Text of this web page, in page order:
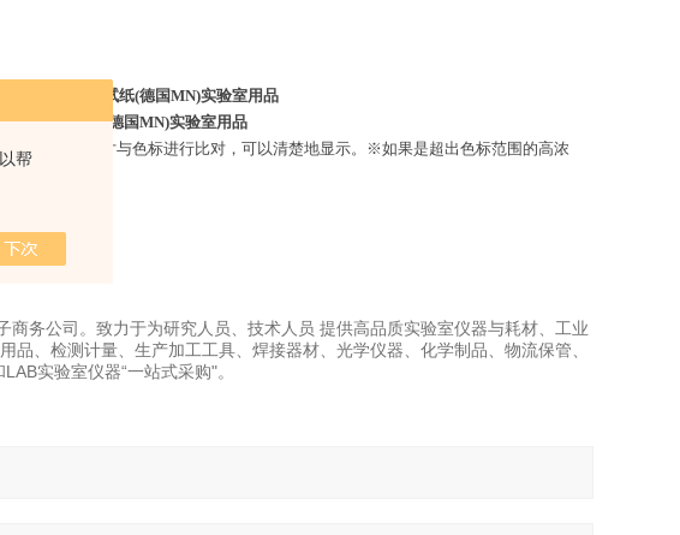
帮
量。
半定量试纸(德国MN)实验室用品
。半定量试纸(德国MN)实验室用品
，按同一尺寸与色标进行比对，可以清楚地显示。※如果是超出色标范围的高浓
务公司。致力于为研究人员、技术人员 提供高品质实验室仪器与耗材、工业
、检测计量、生产加工工具、焊接器材、光学仪器、化学制品、物流保管、
实验室仪器“一站式采购"。